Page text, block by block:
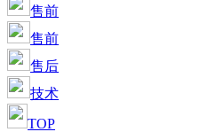
售前
售前
售后
技术
TOP